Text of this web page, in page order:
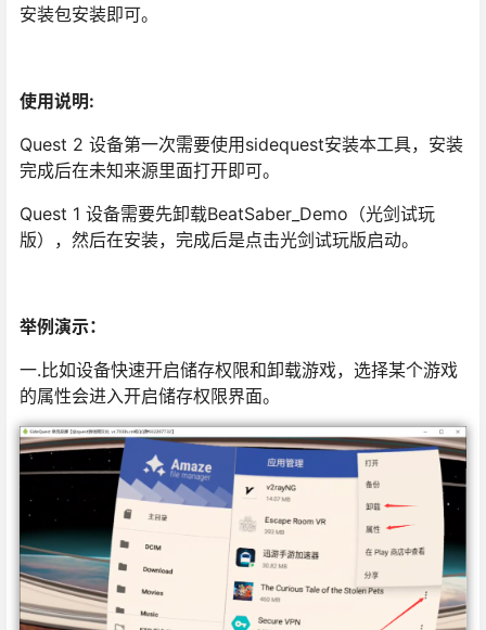
安装包安装即可。
使用说明:
Quest 2 设备第一次需要使用sidequest安装本工具，安装
完成后在未知来源里面打开即可。
Quest 1 设备需要先卸载BeatSaber_Demo（光剑试玩
版），然后在安装，完成后是点击光剑试玩版启动。
举例演示：
一.比如设备快速开启储存权限和卸载游戏，选择某个游戏
的属性会进入开启储存权限界面。